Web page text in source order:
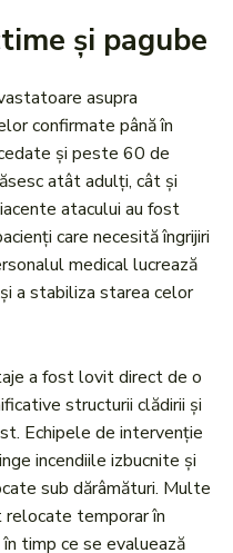
și pagube
asupra
confirmate până în
și peste 60 de
atât adulți, cât și
atacului au fost
care necesită îngrijiri
medical lucrează
a stabiliza starea celor
a fost lovit direct de o
structurii clădirii și
Echipele de intervenție
incendiile izbucnite și
sub dărâmături. Multe
temporar în
timp ce se evaluează